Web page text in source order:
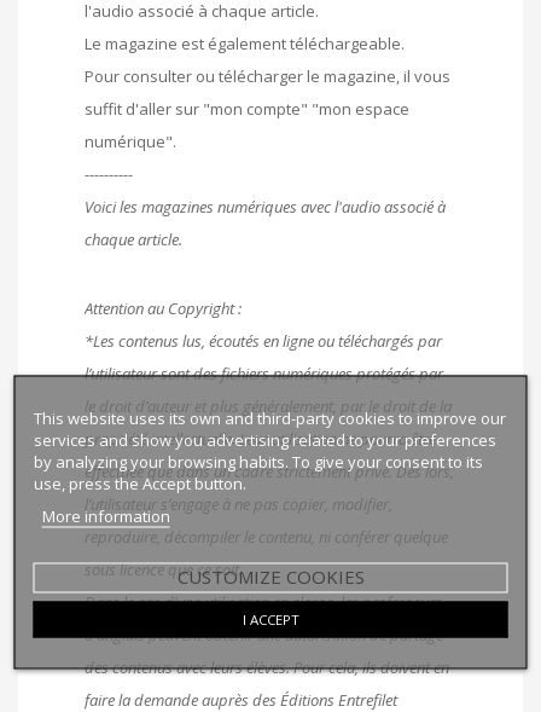
l'audio associé à chaque article.
Le magazine est également téléchargeable.
Pour consulter ou télécharger le magazine, il vous
suffit d'aller sur "mon compte" "mon espace
numérique".
----------
Voici les magazines numériques avec l'audio associé à
chaque article.
Attention au Copyright :
*Les contenus lus, écoutés en ligne ou téléchargés par
l’utilisateur sont des fichiers numériques protégés par
le droit d’auteur et plus généralement, par le droit de la
propriété intellectuelle. Leur utilisation ne pourra être
effectuée que dans un cadre strictement privé. Dès lors,
l’utilisateur s’engage à ne pas copier, modifier,
reproduire, décompiler le contenu, ni conférer quelque
sous licence que ce soit.
Dans le cas d’une utilisation en classe, les professeurs
d’anglais peuvent obtenir une autorisation de partage
des contenus avec leurs élèves. Pour cela, ils doivent en
faire la demande auprès des Éditions Entrefilet
This website uses its own and third-party cookies to improve our
services and show you advertising related to your preferences
by analyzing your browsing habits. To give your consent to its
use, press the Accept button.
More information
CUSTOMIZE COOKIES
I ACCEPT